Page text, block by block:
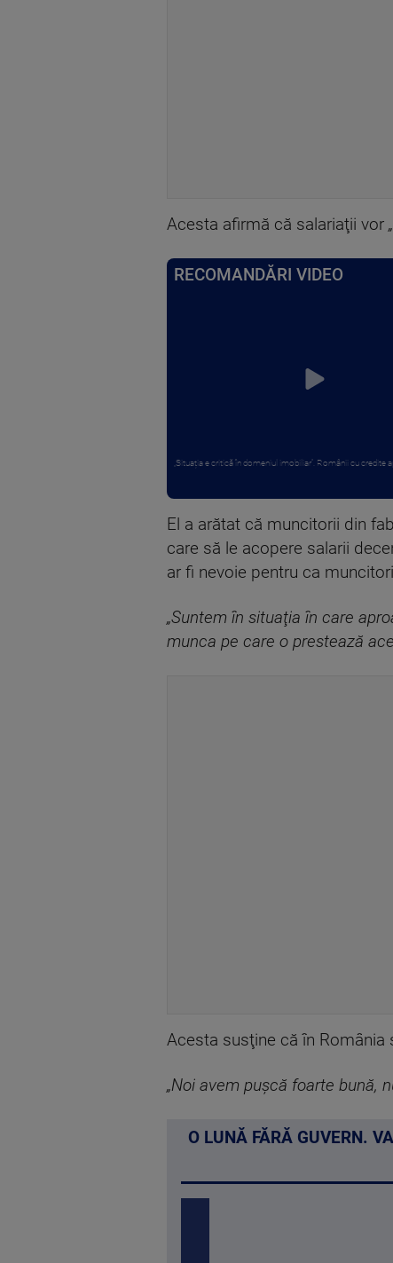
Acesta afirmă că salariaţii vor
RECOMANDĂRI VIDEO
„Situația e critică în domeniul imobiliar”. Românii cu credite
El a arătat că muncitorii din
care să le acopere salarii
ar fi nevoie pentru ca
„Suntem în situaţia în care
munca pe care o prestează
Acesta susţine că în România
„Noi avem puşcă foarte bună,
O LUNĂ FĂRĂ GUVERN.